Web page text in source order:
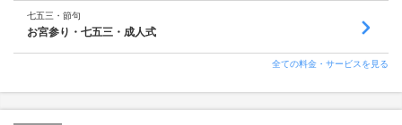
七五三・節句
お宮参り・七五三・成人式
全ての料金・サービスを見る